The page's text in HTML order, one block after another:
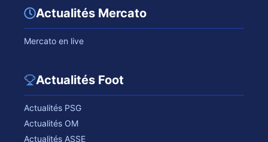
Actualités Mercato
Mercato en live
Actualités Foot
Actualités PSG
Actualités OM
Actualités ASSE